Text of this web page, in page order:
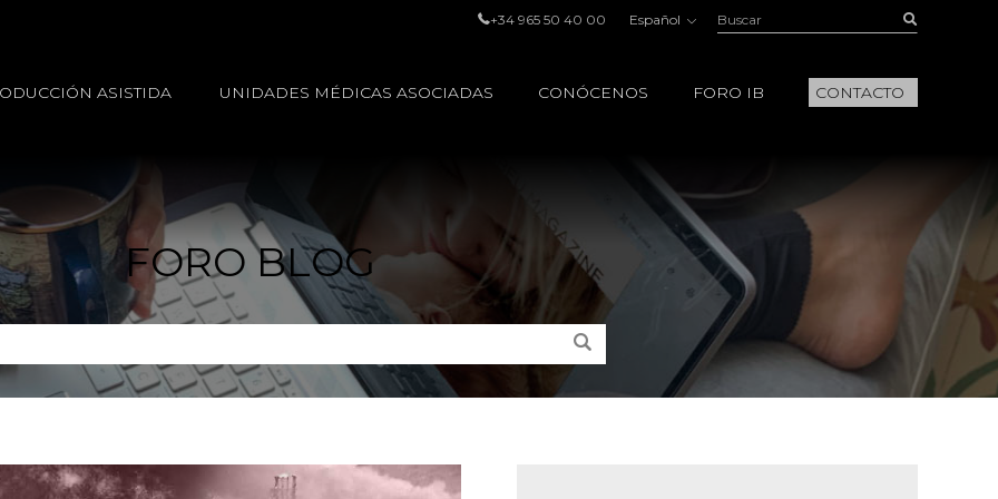
+34 965 50 40 00 Español Buscar:
ASISTIDA UNIDADES MÉDICAS ASOCIADAS CONÓCENOS FORO IB CONTACTO
FORO BLOG